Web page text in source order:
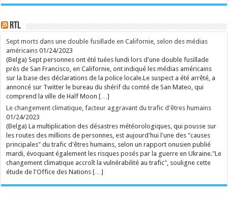
RTL
Sept morts dans une double fusillade en Californie, selon des médias
américains 01/24/2023
(Belga) Sept personnes ont été tuées lundi lors d'une double fusillade
près de San Francisco, en Californie, ont indiqué les médias américains
sur la base des déclarations de la police locale.Le suspect a été arrêté, a
annoncé sur Twitter le bureau du shérif du comté de San Mateo, qui
comprend la ville de Half Moon […]
Le changement climatique, facteur aggravant du trafic d'êtres humains
01/24/2023
(Belga) La multiplication des désastres météorologiques, qui pousse sur
les routes des millions de personnes, est aujourd'hui l'une des "causes
principales" du trafic d'êtres humains, selon un rapport onusien publié
mardi, évoquant également les risques posés par la guerre en Ukraine."Le
changement climatique accroît la vulnérabilité au trafic", souligne cette
étude de l'Office des Nations […]